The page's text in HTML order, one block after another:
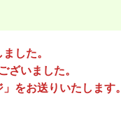
した。
ざいました。
」をお送りいたします